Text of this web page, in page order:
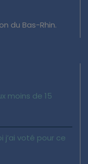
du Bas-Rhin.
moins de 15
j’ai voté pour ce